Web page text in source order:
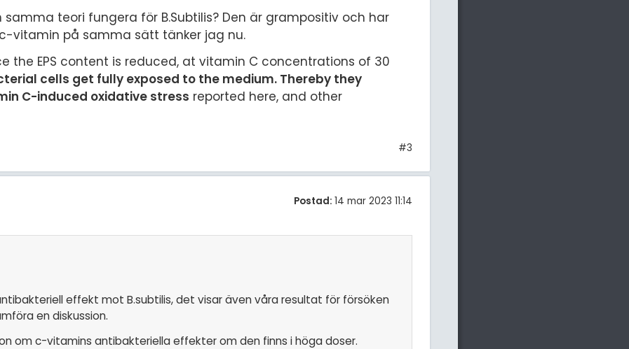
teori fungera för B.Subtilis? Den är grampositiv och har
vitamin på samma sätt tänker jag nu.
the EPS content is reduced, at vitamin C concentrations of 30
cells get fully exposed to the medium. Thereby they
C-induced oxidative stress reported here, and other
#3
Postad: 14 mar 2023 11:14
effekt mot B.subtilis, det visar även våra resultat för försöken
en diskussion.
om c-vitamins antibakteriella effekter om den finns i höga doser.